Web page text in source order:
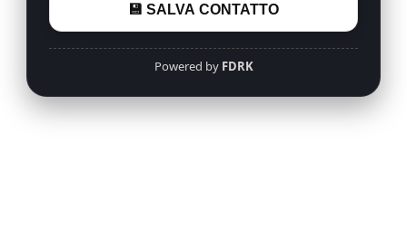
💾 SALVA CONTATTO
Powered by FDRK